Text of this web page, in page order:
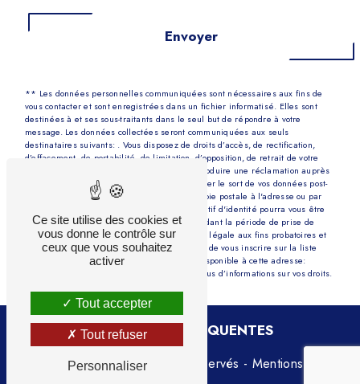
Envoyer
** Les données personnelles communiquées sont nécessaires aux fins de
vous contacter et sont enregistrées dans un fichier informatisé. Elles sont
destinées à et ses sous-traitants dans le seul but de répondre à votre
message. Les données collectées seront communiquées aux seuls
destinataires suivants: . Vous disposez de droits d’accès, de rectification,
d’effacement, de portabilité, de limitation, d’opposition, de retrait de votre
consentement à tout moment et du droit d’introduire une réclamation auprès
d’une autorité de contrôle, ainsi que d’organiser le sort de vos données post-
mortem. Vous pouvez exercer ces droits par voie postale à l'adresse ou par
courrier électronique à l'adresse . Un justificatif d'identité pourra vous être
demandé. Nous conservons vos données pendant la période de prise de
contact puis pendant la durée de prescription légale aux fins probatoires et
de gestion des contentieux. Vous avez le droit de vous inscrire sur la liste
d'opposition au démarchage téléphonique, disponible à cette adresse:
. Consultez le site cnil.fr pour plus d’informations sur vos droits.
RECHERCHES FRÉQUENTES
Vistalid- 2026 - Tous droits réservés - Mentions
Ce site utilise des cookies et
vous donne le contrôle sur
ceux que vous souhaitez
activer
Tout accepter
Tout refuser
Personnaliser